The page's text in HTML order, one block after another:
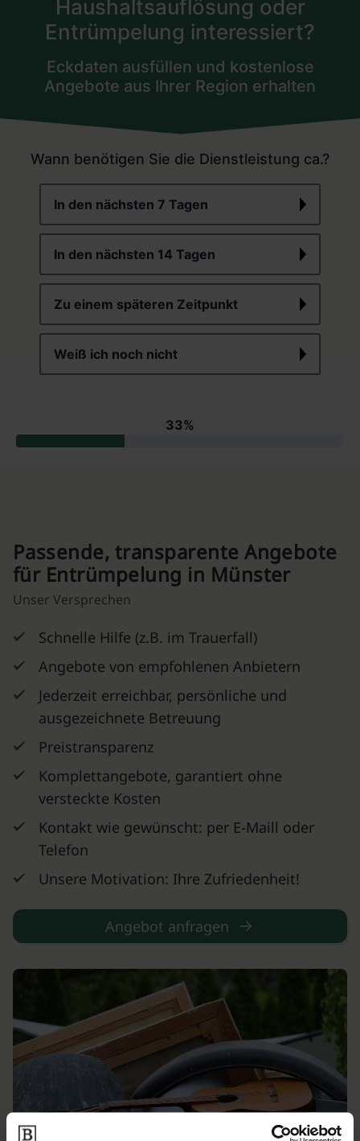
Passende, transparente Angebote
für Entrümpelung in Münster
Unser Versprechen
Schnelle Hilfe (z.B. im Trauerfall)
Angebote von empfohlenen Anbietern
Jederzeit erreichbar, persönliche und
ausgezeichnete Betreuung
Preistransparenz
Komplettangebote, garantiert ohne
versteckte Kosten
Kontakt wie gewünscht: per E-Maill oder
Telefon
Unsere Motivation: Ihre Zufriedenheit!
Angebot anfragen